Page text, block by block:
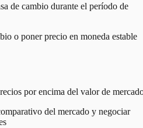
de cambio durante el período de
o poner precio en moneda estable
por encima del valor de
del mercado y negociar